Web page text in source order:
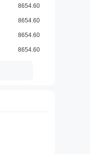
8654.60
8654.60
8654.60
8654.60